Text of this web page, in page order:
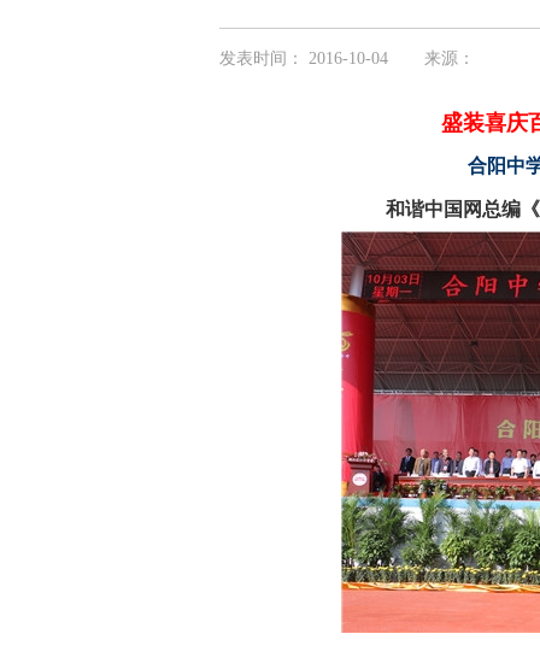
发表时间： 2016-10-04 来源：
盛装喜庆
合阳中
和谐中国网总编